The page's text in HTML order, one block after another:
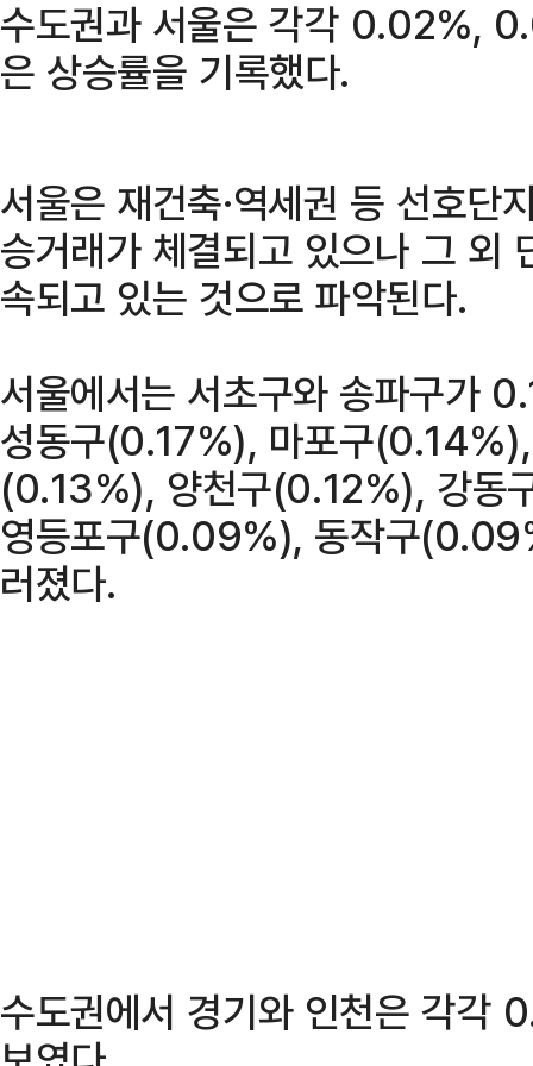
수도권과 서울은 각각 0.02%,
은 상승률을 기록했다.
서울은 재건축·역세권 등 선호단
승거래가 체결되고 있으나 그 외
속되고 있는 것으로 파악된다.
서울에서는 서초구와 송파구가
성동구(0.17%), 마포구
(0.13%), 양천구(0.12%), 강동
영등포구(0.09%), 동작구
러졌다.
수도권에서 경기와 인천은 각